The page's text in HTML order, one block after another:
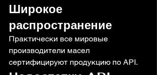
Широкое
распространение
Практически все мировые
производители масел
сертифицируют продукцию по API.